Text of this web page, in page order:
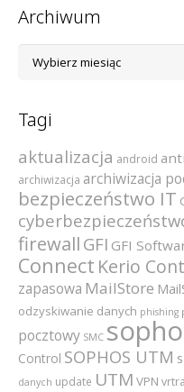
Archiwum
Tagi
aktualizacja android
archiwizacja archiwizacja
bezpieczeństwo IT
firewall GFI GFI
Connect Kerio
zapasowa MailStore
odzyskiwanie danych phishing
pocztowy SMC
Control SOPHOS UTM
danych update UTM VPN